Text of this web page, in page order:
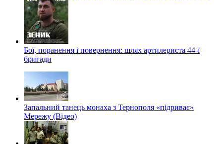
Бої, поранення і повернення: шлях артилериста 44-ї
бригади
Запальний танець монаха з Тернополя «підриває»
Мережу (Відео)